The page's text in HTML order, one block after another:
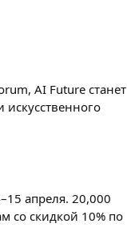
AI Future станет
апреля. 20,000
со скидкой 10% по